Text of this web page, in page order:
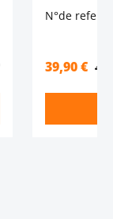
N°de
39,90 €